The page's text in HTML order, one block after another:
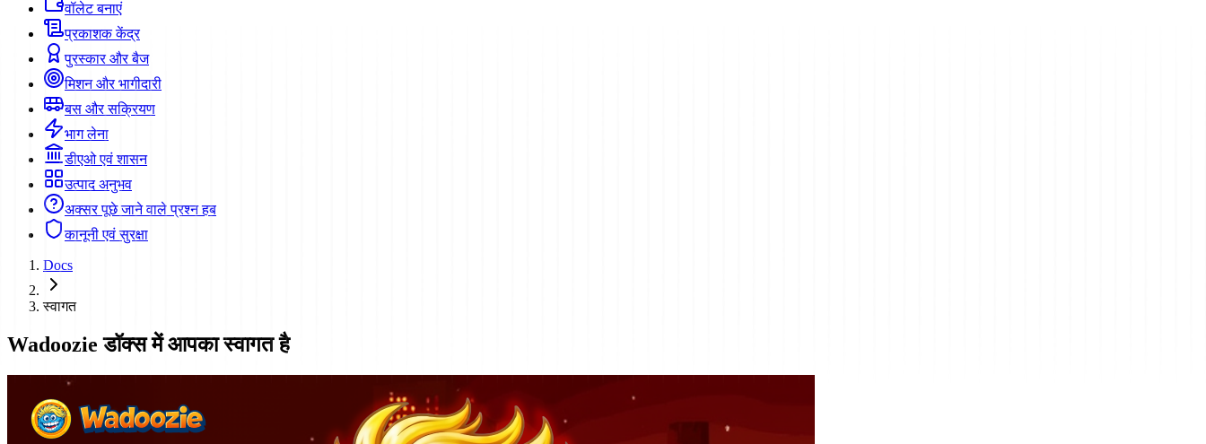
वॉलेट बनाएं
प्रकाशक केंद्र
पुरस्कार और बैज
मिशन और भागीदारी
बस और सक्रियण
भाग लेना
डीएओ एवं शासन
उत्पाद अनुभव
अक्सर पूछे जाने वाले प्रश्न हब
कानूनी एवं सुरक्षा
Docs
स्वागत
Wadoozie डॉक्स में आपका स्वागत है